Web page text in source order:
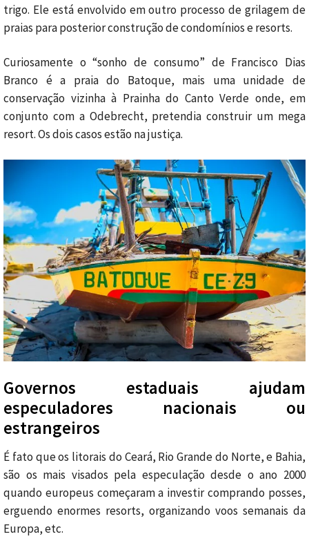
trigo. Ele está envolvido em outro processo de grilagem de
praias para posterior construção de condomínios e resorts.
Curiosamente o “sonho de consumo” de Francisco Dias
Branco é a praia do Batoque, mais uma unidade de
conservação vizinha à Prainha do Canto Verde onde, em
conjunto com a Odebrecht, pretendia construir um mega
resort. Os dois casos estão na justiça.
Governos estaduais ajudam
especuladores nacionais ou
estrangeiros
É fato que os litorais do Ceará, Rio Grande do Norte, e Bahia,
são os mais visados pela especulação desde o ano 2000
quando europeus começaram a investir comprando posses,
erguendo enormes resorts, organizando voos semanais da
Europa, etc.